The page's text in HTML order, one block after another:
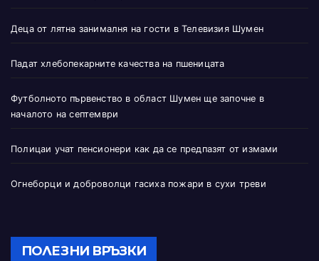
Деца от лятна занималня на гости в Телевизия Шумен
Падат хлебопекарните качества на пшеницата
Футболното първенство в област Шумен ще започне в
началото на септември
Полицаи учат пенсионери как да се предпазят от измами
Огнеборци и доброволци гасиха пожари в сухи треви
ПОЛЕЗНИ ВРЪЗКИ